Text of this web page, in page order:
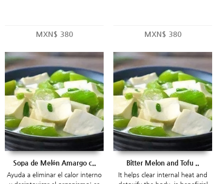
MXN$ 380 MXN$ 380
Sopa de Melón Amargo c..
Ayuda a eliminar el calor interno
Bitter Melon and Tofu ..
It helps clear internal heat and